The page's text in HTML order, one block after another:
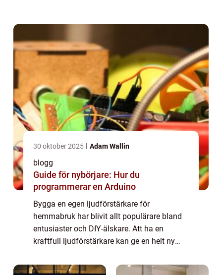
30 oktober 2025 Adam Wallin
blogg
Guide för nybörjare: Hur du
programmerar en Arduino
Bygga en egen ljudförstärkare för
hemmabruk har blivit allt populärare bland
entusiaster och DIY-älskare. Att ha en
kraftfull ljudförstärkare kan ge en helt ny
ditt eget h...